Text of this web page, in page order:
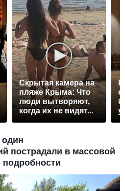
Скрытая камера на
пляже Крыма: Что
люди вытворяют,
когда их не видят...
пострадали в массовой
подробности